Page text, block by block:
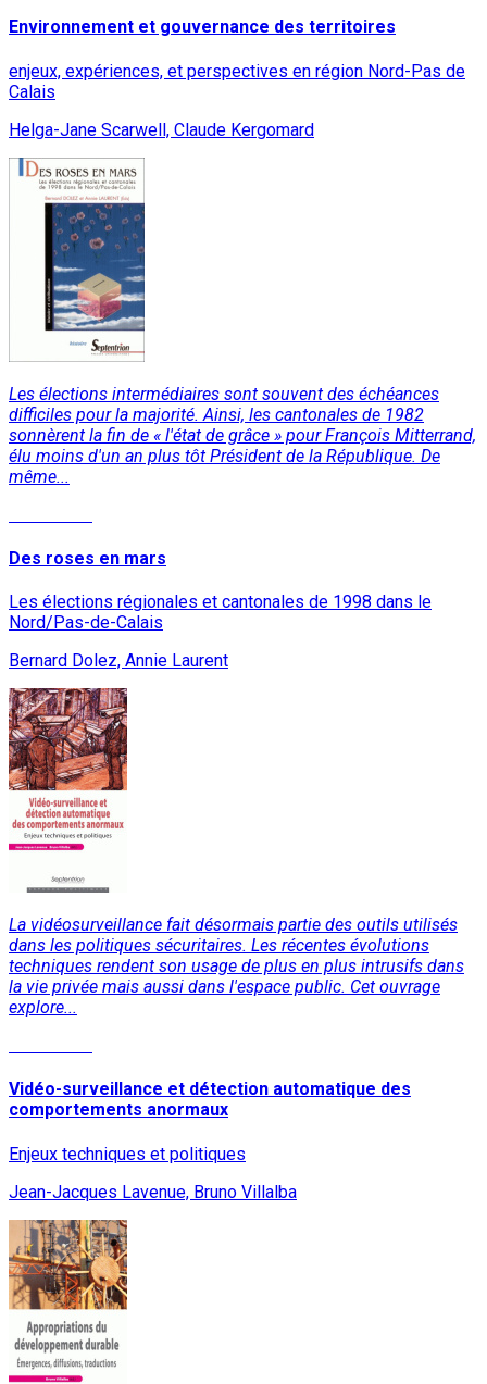
Environnement et gouvernance des territoires
enjeux, expériences, et perspectives en région Nord-Pas de
Calais
Helga-Jane Scarwell, Claude Kergomard
Les élections intermédiaires sont souvent des échéances
difficiles pour la majorité. Ainsi, les cantonales de 1982
sonnèrent la fin de « l'état de grâce » pour François Mitterrand,
élu moins d'un an plus tôt Président de la République. De
même...
Des roses en mars
Les élections régionales et cantonales de 1998 dans le
Nord/Pas-de-Calais
Bernard Dolez, Annie Laurent
La vidéosurveillance fait désormais partie des outils utilisés
dans les politiques sécuritaires. Les récentes évolutions
techniques rendent son usage de plus en plus intrusifs dans
la vie privée mais aussi dans l'espace public. Cet ouvrage
explore...
Vidéo-surveillance et détection automatique des
comportements anormaux
Enjeux techniques et politiques
Jean-Jacques Lavenue, Bruno Villalba